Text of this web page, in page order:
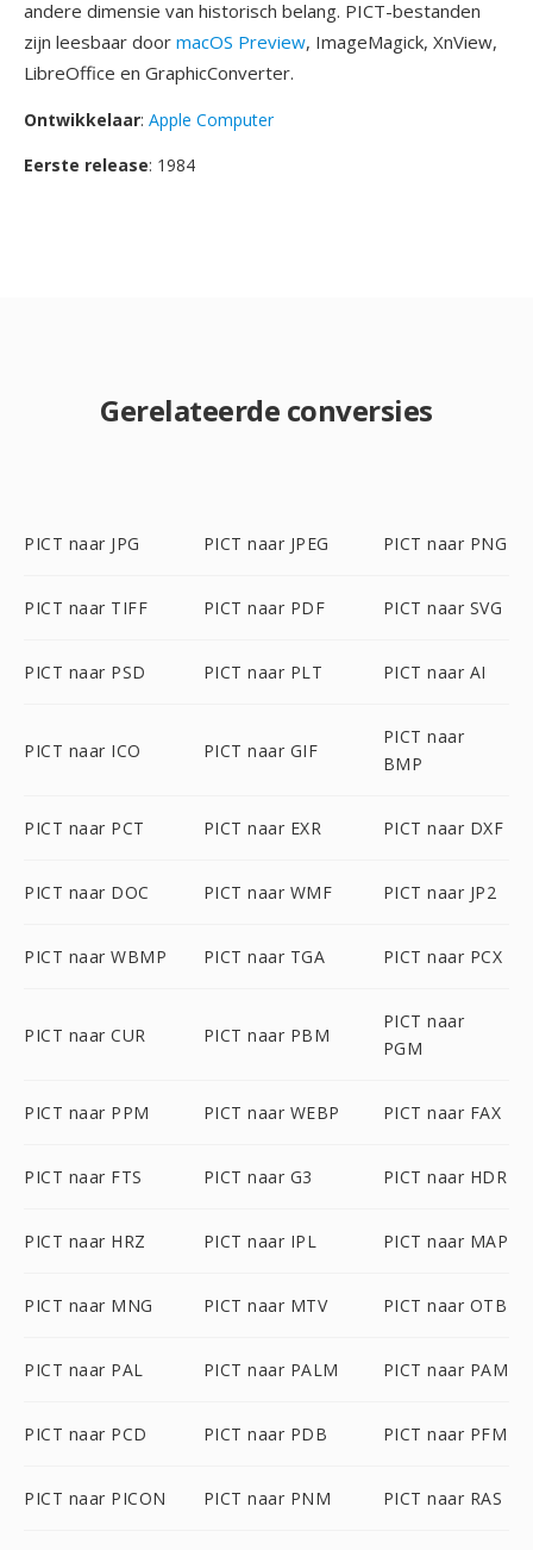
andere dimensie van historisch belang. PICT-bestanden
zijn leesbaar door macOS Preview, ImageMagick, XnView,
LibreOffice en GraphicConverter.
Ontwikkelaar: Apple Computer
Eerste release: 1984
Gerelateerde conversies
PICT naar JPG PICT naar JPEG PICT naar PNG
PICT naar TIFF PICT naar PDF PICT naar SVG
PICT naar PSD PICT naar PLT PICT naar AI
PICT naar ICO PICT naar GIF
PICT naar
BMP
PICT naar PCT PICT naar EXR PICT naar DXF
PICT naar DOC PICT naar WMF PICT naar JP2
PICT naar WBMP PICT naar TGA PICT naar PCX
PICT naar CUR PICT naar PBM
PICT naar
PGM
PICT naar PPM PICT naar WEBP PICT naar FAX
PICT naar FTS PICT naar G3 PICT naar HDR
PICT naar HRZ PICT naar IPL PICT naar MAP
PICT naar MNG PICT naar MTV PICT naar OTB
PICT naar PAL PICT naar PALM PICT naar PAM
PICT naar PCD PICT naar PDB PICT naar PFM
PICT naar PICON PICT naar PNM PICT naar RAS